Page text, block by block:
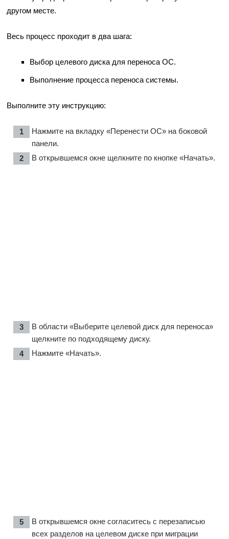
другом месте.
Весь процесс проходит в два шага:
Выбор целевого диска для переноса ОС.
Выполнение процесса переноса системы.
Выполните эту инструкцию:
Нажмите на вкладку «Перенести ОС» на боковой
панели.
В открывшемся окне щелкните по кнопке «Начать».
В области «Выберите целевой диск для переноса»
щелкните по подходящему диску.
Нажмите «Начать».
В открывшемся окне согласитесь с перезаписью
всех разделов на целевом диске при миграции